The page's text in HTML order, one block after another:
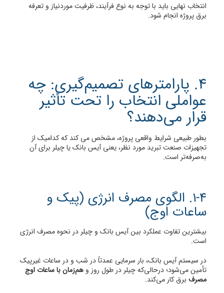
انتخاب نهایی باید با توجه به نوع فرآیند، ظرفیت موردنیاز و تعرفه
برق پروژه انجام شود.
4. پارامترهای تصمیم‌گیری: چه
عواملی انتخاب را تحت تأثیر
قرار می‌دهند؟
بطور طبیعی شرایط واقعی پروژه، مشخص می کند که کدامیک از
تجهیزات صنعت تبرید مورد نظر، یعنی آیس بانک یا چیلر برای آن
به‌صرفه‌تر است.
1-4. الگوی مصرف انرژی (پیک و
ساعات اوج)
بیشترین تفاوت عملکرد بین آیس بانک و چیلر در نحوه مصرف انرژی
است.
در سیستم آیس بانک، بار سرمایی عمدتاً در شب و در ساعات غیرپیک
تأمین می‌شود؛ درحالی‌که چیلر در طول روز و هم‌زمان با ساعات اوج
مصرف برق کار می‌کند.